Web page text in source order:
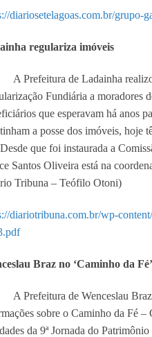
diariosetelagoas.com.br/grupo-
regulariza imóveis
A Prefeitura de Ladainha
Fundiária a moradores
que esperavam há anos
a posse dos imóveis, hoje
que foi instaurada a
Santos Oliveira está na
Tribuna – Teófilo Otoni)
diariotribuna.com.br/wp-
Braz no ‘Caminho da Fé’
A Prefeitura de Wenceslau
sobre o Caminho da Fé
da 9ª Jornada do